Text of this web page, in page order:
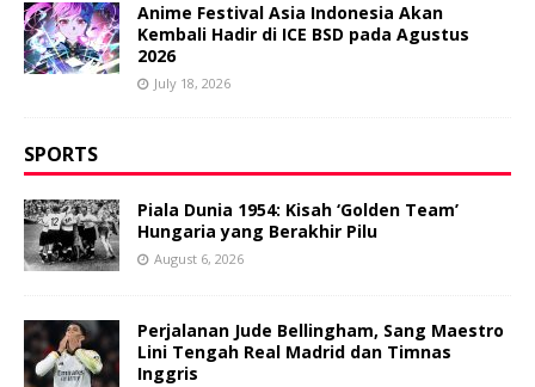
Anime Festival Asia Indonesia Akan
Kembali Hadir di ICE BSD pada Agustus
2026
July 18, 2026
SPORTS
Piala Dunia 1954: Kisah ‘Golden Team’
Hungaria yang Berakhir Pilu
August 6, 2026
Perjalanan Jude Bellingham, Sang Maestro
Lini Tengah Real Madrid dan Timnas
Inggris